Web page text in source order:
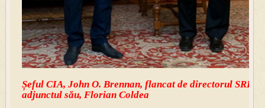
Șeful CIA, John O. Brennan, flancat de directorul SRI,
adjunctul său, Florian Coldea